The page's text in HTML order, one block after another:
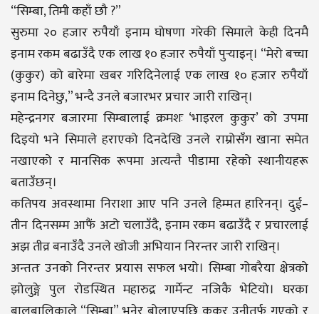
“सिम्बा, तिमी कहाँ छौ ?”
सुरुमा २० हजार रुपैयाँ इनाम घोषणा गरेकी सिमाले केही दिनमै
इनाम रकम बढाउँदै एक लाख १० हजार रुपैयाँ पुर्‍याइन्। “मेरो बच्चा
(कुकुर) को बारेमा खबर गरिदिनेलाई एक लाख १० हजार रुपैयाँ
इनाम दिनेछु,” भन्दै उनले बजारभर प्रचार जारी राखिन्।
महेन्द्रनगर बजारमा सिम्बालाई क्रमशः ‘भाइरल कुकुर’ को उपमा
दिइयो भने सिमाले हराएको दिनदेखि उनले राम्रोसँग खाना समेत
नखाएको र मानसिक रूपमा अत्यन्तै पीडामा रहेको स्थानीयहरू
बताउँछन्।
कतिपय अवस्थामा निराशा आए पनि उनले हिम्मत हारिनन्। दुई–
तीन दिनसम्म आफैं अटो चलाउँदै, इनाम रकम बढाउँदै र प्रचारलाई
अझ तीव्र बनाउँदै उनले खोजी अभियान निरन्तर जारी राखिन्।
अन्ततः उनको निरन्तर प्रयास सफल भयो। सिम्बा गोबरैया क्षेत्रको
झोलुङ्गे पुल रोडस्थित महारुद्र गार्मेन्ट नजिकै भेटियो। घरका